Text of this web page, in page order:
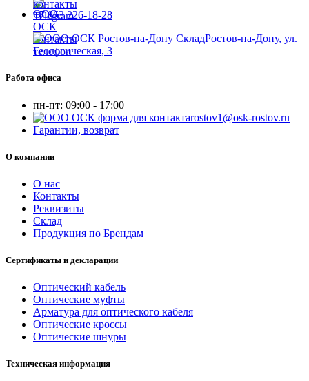
+7 863 226-18-28
Ростов-на-Дону, ул.
Геологическая, 3
Работа офиса
пн-пт: 09:00 - 17:00
rostov1@osk-rostov.ru
Гарантии, возврат
О компании
О нас
Контакты
Реквизиты
Склад
Продукция по Брендам
Сертификаты и декларации
Оптический кабель
Оптические муфты
Арматура для оптического кабеля
Оптические кроссы
Оптические шнуры
Техническая информация